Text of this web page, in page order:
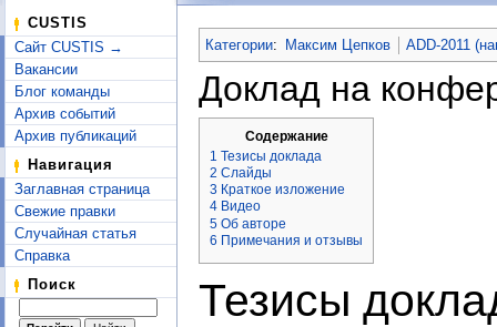
CUSTIS
Сайт CUSTIS →
Вакансии
Блог команды
Архив событий
Архив публикаций
Навигация
Заглавная страница
Свежие правки
Случайная статья
Справка
Поиск
Категории: Максим Цепков ADD-2011
Доклад на
Содержание
1 Тезисы доклада
2 Слайды
3 Краткое изложение
4 Видео
5 Об авторе
6 Примечания и отзывы
Тезисы